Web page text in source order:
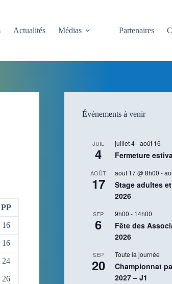
Actualités Médias Partenaires
PP
16
16
24
26
Évènements à venir
JUIL
4
juillet 4-août 16
Fermeture
AOÛT
17
août 17 @ 8h00 -
Stage adultes
2026
SEP
6
9h00 - 14h00
Fête des
2026
SEP
20
Toute la journée
Championnat
2027 – J1